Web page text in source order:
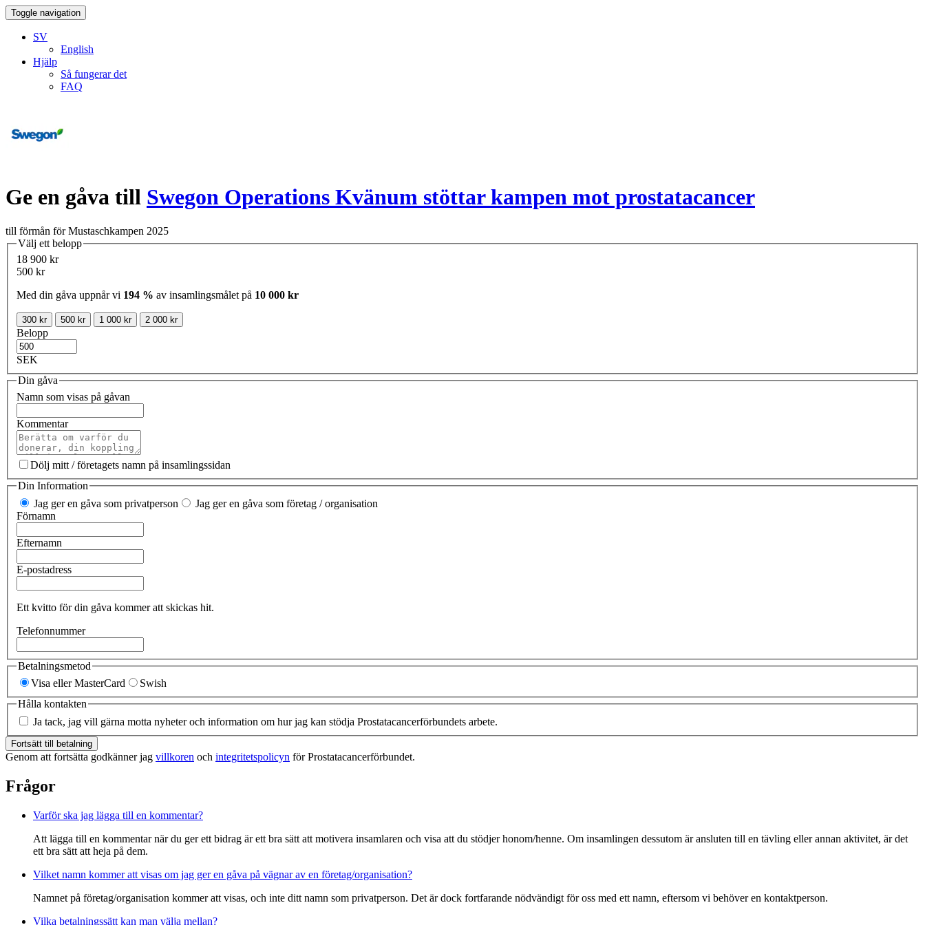
Toggle navigation
SV
English
Hjälp
Så fungerar det
FAQ
Ge en gåva till Swegon Operations Kvänum stöttar kampen mot prostatacancer
till förmån för Mustaschkampen 2025
Välj ett belopp
18 900 kr
500 kr
Med din gåva uppnår vi 194 % av insamlingsmålet på 10 000 kr
300 kr 500 kr 1 000 kr 2 000 kr
Belopp
SEK
Din gåva
Namn som visas på gåvan
Kommentar
Dölj mitt / företagets namn på insamlingssidan
Din Information
Jag ger en gåva som privatperson
Jag ger en gåva som företag / organisation
Förnamn
Efternamn
E-postadress
Ett kvitto för din gåva kommer att skickas hit.
Telefonnummer
Betalningsmetod
Visa eller MasterCard
Swish
Hålla kontakten
Ja tack, jag vill gärna motta nyheter och information om hur jag kan stödja Prostatacancerförbundets arbete.
Fortsätt till betalning
Genom att fortsätta godkänner jag villkoren och integritetspolicyn för Prostatacancerförbundet.
Frågor
Varför ska jag lägga till en kommentar?
Att lägga till en kommentar när du ger ett bidrag är ett bra sätt att motivera insamlaren och visa att du stödjer honom/henne. Om insamlingen dessutom är ansluten till en tävling eller annan aktivitet, är det
ett bra sätt att heja på dem.
Vilket namn kommer att visas om jag ger en gåva på vägnar av en företag/organisation?
Namnet på företag/organisation kommer att visas, och inte ditt namn som privatperson. Det är dock fortfarande nödvändigt för oss med ett namn, eftersom vi behöver en kontaktperson.
Vilka betalningssätt kan man välja mellan?